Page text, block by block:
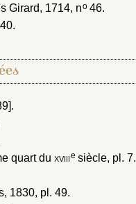
Girard, 1714, no46.
.
quart du xviiie siècle, pl. 7.
1830, pl. 49.